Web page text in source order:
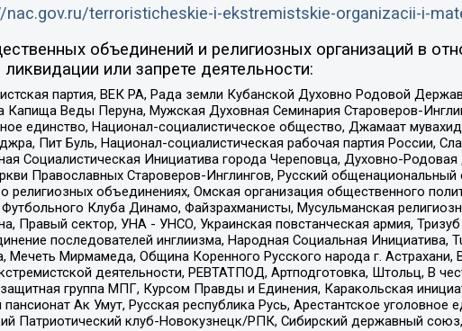
nac.gov.ru/terroristicheskie-i-ekstremistskie-organizacii-i-
объединений и религиозных организаций в
или запрете деятельности:
партия, ВЕК РА, Рада земли Кубанской Духовно Родовой
Капища Веды Перуна, Мужская Духовная Семинария Староверов-
единство, Национал-социалистическое общество, Джамаат
Пит Буль, Национал-социалистическая рабочая партия России,
Социалистическая Инициатива города Череповца, Духовно-
Православных Староверов-Инглингов, Русский
религиозных объединениях, Омская организация общественного
Клуба Динамо, Файзрахманисты, Мусульманская
Правый сектор, УНА - УНСО, Украинская повстанческая армия,
последователей инглиизма, Народная Социальная Инициатива,
Мечеть Мирмамеда, Община Коренного Русского народа г.
деятельности, РЕВТАТПОД, Артподготовка, Штольц, В
группа МПГ, Курсом Правды и Единения, Каракольская
пансионат Ак Умут, Русская республика Русь, Арестантское
Патриотический клуб-Новокузнецк/РПК, Сибирский державный